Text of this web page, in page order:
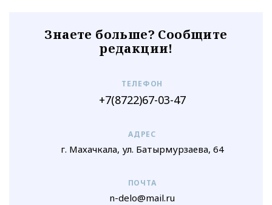
Знаете больше? Сообщите
редакции!
ТЕЛЕФОН
+7(8722)67-03-47
АДРЕС
г. Махачкала, ул. Батырмурзаева, 64
ПОЧТА
n-delo@mail.ru